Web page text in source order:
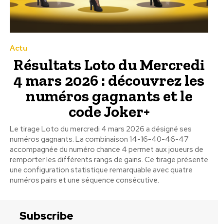
Actu
Résultats Loto du Mercredi
4 mars 2026 : découvrez les
numéros gagnants et le
code Joker+
Le tirage Loto du mercredi 4 mars 2026 a désigné ses
numéros gagnants. La combinaison 14-16-40-46-47
accompagnée du numéro chance 4 permet aux joueurs de
remporter les différents rangs de gains. Ce tirage présente
une configuration statistique remarquable avec quatre
numéros pairs et une séquence consécutive.
Subscribe